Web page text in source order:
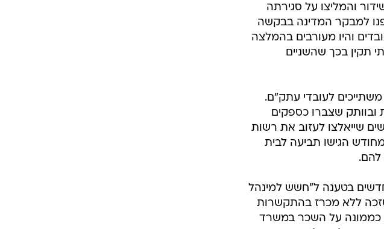
והמליצו על סגירתה 
כ-90 עובדי רשות השידור פנו למבקר המדינה בבקשה
והיו מעורבים בהמלצה
תקין בכך שהשניים
לעובדי עתק"ם.
ובוותק שצברו כספקים
הרשות בשנת 94'. מרביתם חוששים שייאלצו לעזוב את רשות
הגישו תביעה לבית
להם.
בטענה ל"חשש למינהל
שזכה ללא מכרז בהתקשרות
כממונה על השכר במשרד